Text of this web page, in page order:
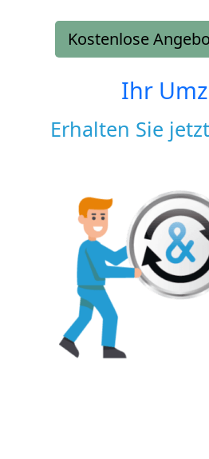
Kostenlose
Ihr
Erhalten Sie